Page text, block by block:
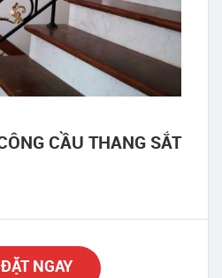
CẦU THANG SẮT
ĐẶT NGAY